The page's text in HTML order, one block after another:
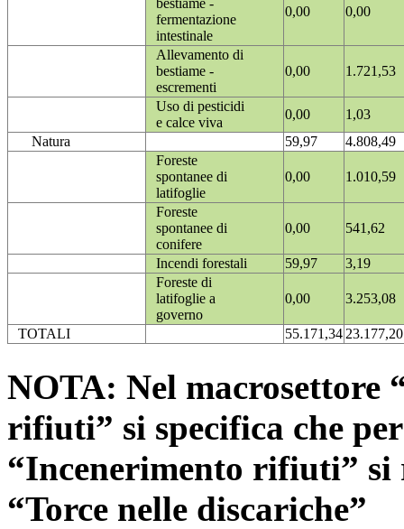
bestiame -
fermentazione
intestinale
0,00 0,00
Allevamento di
bestiame -
escrementi
0,00 1.721,53
Uso di pesticidi
e calce viva
0,00
1,03
Natura
59,97
4.808,49
Foreste
spontanee di
latifoglie
0,00 1.010,59
Foreste
spontanee di
conifere
0,00 541,62
Incendi forestali 59,97
3,19
Foreste di
latifoglie a
governo
0,00 3.253,08
TOTALI 55.171,3423.177,20
NOTA: Nel macrosettore
rifiuti” si specifica che
“Incenerimento rifiuti”
“Torce nelle discariche”